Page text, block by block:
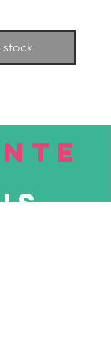
stock